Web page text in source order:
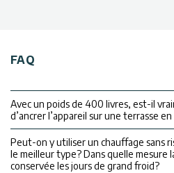
FAQ
Avec un poids de 400 livres, est-il
d’ancrer l’appareil sur une terrasse
Peut-on y utiliser un chauffage sans
le meilleur type? Dans quelle mesure
conservée les jours de grand froid?